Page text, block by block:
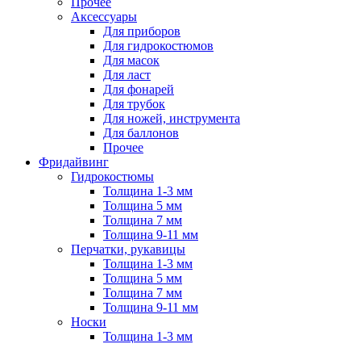
Аксессуары
Для приборов
Для гидрокостюмов
Для масок
Для ласт
Для фонарей
Для трубок
Для ножей, инструмента
Для баллонов
Прочее
Фридайвинг
Гидрокостюмы
Толщина 1-3 мм
Толщина 5 мм
Толщина 7 мм
Толщина 9-11 мм
Перчатки, рукавицы
Толщина 1-3 мм
Толщина 5 мм
Толщина 7 мм
Толщина 9-11 мм
Носки
Толщина 1-3 мм